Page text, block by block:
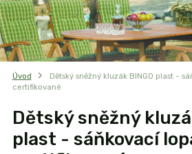
Úvod
Dětský sněžný kluzák BINGO plast -
certifikované
Dětský sněžný
plast - sáňkovací